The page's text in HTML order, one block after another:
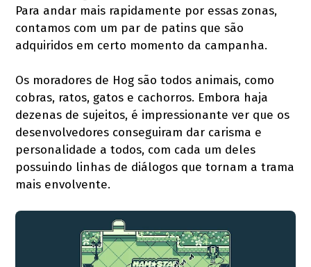
Para andar mais rapidamente por essas zonas,
contamos com um par de patins que são
adquiridos em certo momento da campanha.
Os moradores de Hog são todos animais, como
cobras, ratos, gatos e cachorros. Embora haja
dezenas de sujeitos, é impressionante ver que os
desenvolvedores conseguiram dar carisma e
personalidade a todos, com cada um deles
possuindo linhas de diálogos que tornam a trama
mais envolvente.